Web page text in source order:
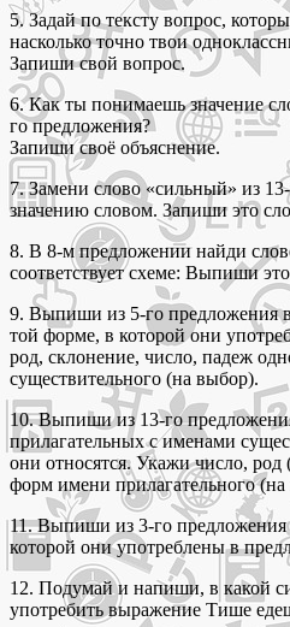
5. Задай по тексту вопрос,
насколько точно твои
Запиши свой вопрос.
6. Как ты понимаешь значение
го предложения?
Запиши своё объяснение.
7. Замени слово «сильный» из
значению словом. Запиши это
8. В 8-м предложении найди
соответствует схеме: Выпиши
9. Выпиши из 5-го предложения
той форме, в которой они
род, склонение, число, падеж
существительного (на выбор).
10. Выпиши из 13-го
прилагательных с именами
они относятся. Укажи число, род
форм имени прилагательного
11. Выпиши из 3-го предложения
которой они употреблены в
12. Подумай и напиши, в какой
употребить выражение Тише